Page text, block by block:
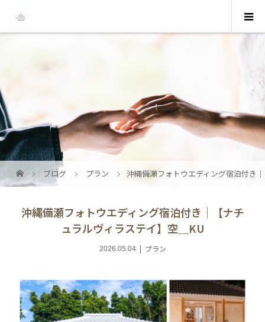
ブログ プラン 沖縄備瀬フォトウエディング宿泊付き
沖縄備瀬フォトウエディング宿泊付き｜【ナチ
ュラルヴィラステイ】空＿KU
2026.05.04 プラン